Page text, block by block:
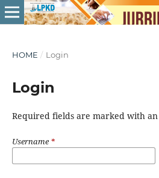
HOME / Login
Login
Required fields are marked with an
Username*